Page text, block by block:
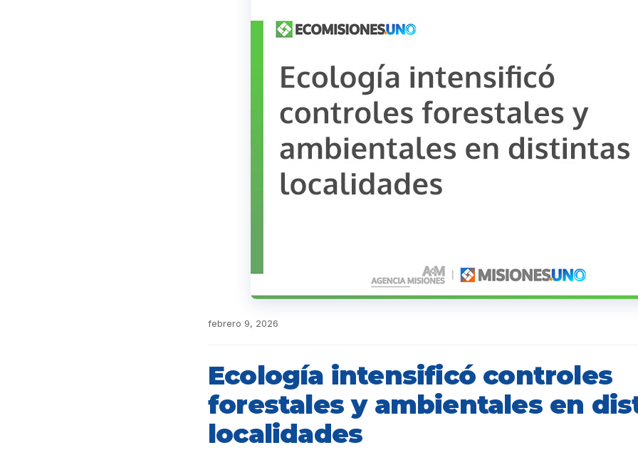
febrero 9, 2026
Ecología intensificó controles
forestales y ambientales en
localidades